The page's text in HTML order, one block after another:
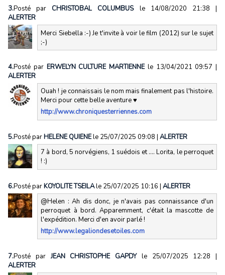
3.Posté parCHRISTOBAL COLUMBUS le 14/08/2020 21:38 |
ALERTER
Merci Siebella :-) Je t'invite à voir le film (2012) sur le sujet
;-)
4.Posté par ERWELYN CULTURE MARTIENNE le 13/04/2021 09:57 |
ALERTER
Ouah ! je connaissais le nom mais finalement pas l'histoire.
Merci pour cette belle aventure ♥
http://www.chroniquesterriennes.com
5.Posté parHELENE QUIENEle 25/07/2025 09:08 | ALERTER
7 à bord, 5 norvégiens, 1 suédois et .... Lorita, le perroquet
! :)
6.Posté parKOYOLITE TSEILAle 25/07/2025 10:16 | ALERTER
@Helen : Ah dis donc, je n'avais pas connaissance d'un
perroquet à bord. Apparemment, c'était la mascotte de
l'expédition. Merci d'en avoir parlé !
http://www.legaliondesetoiles.com
7.Posté parJEAN CHRISTOPHE GAPDY le 25/07/2025 12:28 |
ALERTER